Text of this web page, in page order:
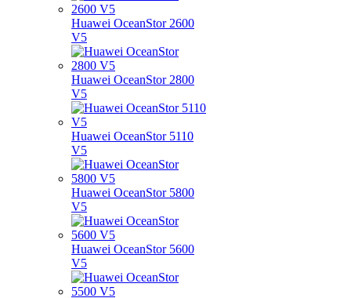
Huawei OceanStor 2600
V5
Huawei OceanStor 2800
V5
Huawei OceanStor 5110
V5
Huawei OceanStor 5800
V5
Huawei OceanStor 5600
V5